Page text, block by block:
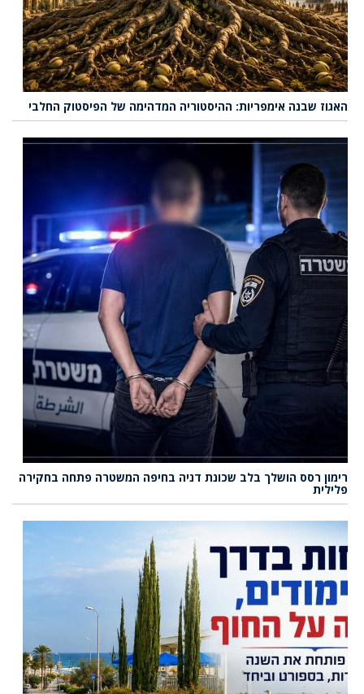
האגוז שבנה אימפריות: ההיסטוריה המדהימה של הפיסטוק החלבי
רימון רסס הושלך בלב שכונת דניה בחיפה המשטרה פתחה בחקירה
פלילית